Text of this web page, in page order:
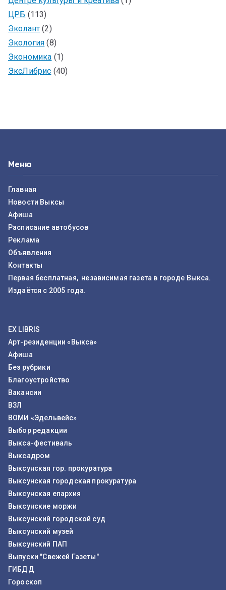
ЦРБ (113)
Эколант (2)
Экология (8)
Экономика (1)
ЭксЛибрис (40)
Меню
Главная
Новости Выксы
Афиша
Расписание автобусов
Реклама
Объявления
Контакты
Первая бесплатная, независимая газета в городе Выкса.
Издаётся с 2005 года.
EX LIBRIS
Арт-резиденции «Выкса»
Афиша
Без рубрики
Благоустройство
Вакансии
ВЗЛ
ВОМИ «Эдельвейс»
Выбор редакции
Выкса-фестиваль
Выксадром
Выксунская гор. прокуратура
Выксунская городская прокуратура
Выксунская епархия
Выксунские моржи
Выксунский городской суд
Выксунский музей
Выксунский ПАП
Выпуски "Свежей Газеты"
ГИБДД
Гороскоп